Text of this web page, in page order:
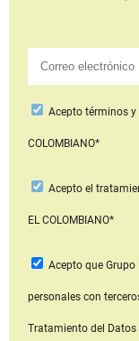
Aceptotérminos
COLOMBIANO*
Acepto el
EL COLOMBIANO*
Acepto que Grupo
personales con
Tratamiento del Datos